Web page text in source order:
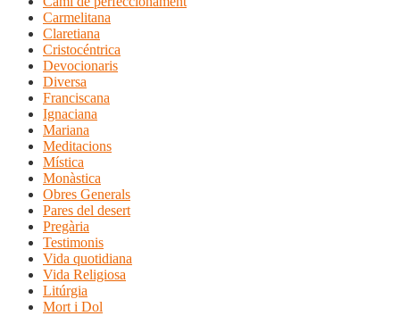
Carmelitana
Claretiana
Cristocéntrica
Devocionaris
Diversa
Franciscana
Ignaciana
Mariana
Meditacions
Mística
Monàstica
Obres Generals
Pares del desert
Pregària
Testimonis
Vida quotidiana
Vida Religiosa
Litúrgia
Mort i Dol